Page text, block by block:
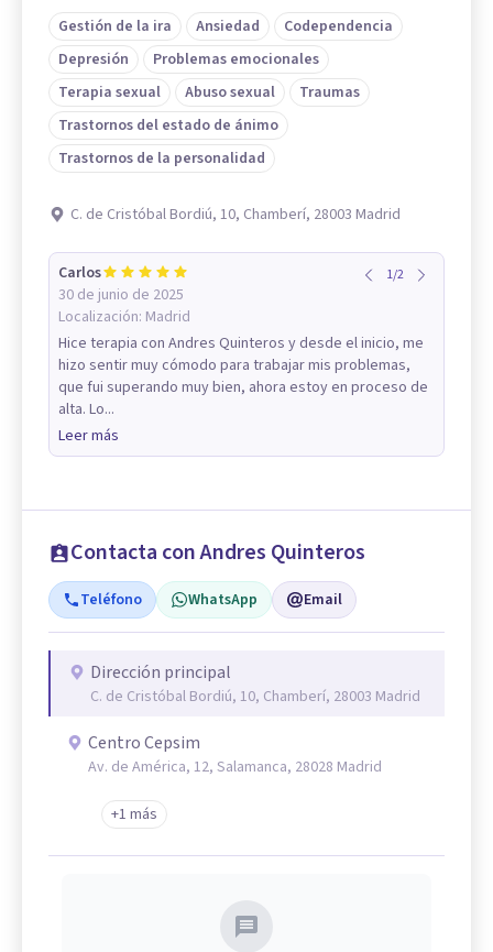
Gestión de la ira Ansiedad
Codependencia
Depresión
Problemas emocionales
Terapia sexual
Abuso sexual
Traumas
Trastornos del estado de ánimo
Trastornos de la personalidad
C. de Cristóbal Bordiú, 10, Chamberí, 28003 Madrid
Carlos
30 de junio de 2025
Localización: Madrid
1/2
Hice terapia con Andres Quinteros y desde el inicio, me
hizo sentir muy cómodo para trabajar mis problemas,
que fui superando muy bien, ahora estoy en proceso de
alta. Lo...
Leer más
Contacta con Andres Quinteros
Teléfono WhatsApp Email
Dirección principal
C. de Cristóbal Bordiú, 10, Chamberí, 28003 Madrid
Centro Cepsim
Av. de América, 12, Salamanca, 28028 Madrid
+1 más